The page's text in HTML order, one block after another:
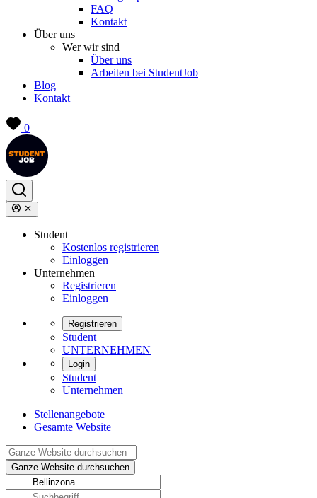
FAQ
Kontakt
Über uns
Wer wir sind
Über uns
Arbeiten bei StudentJob
Blog
Kontakt
0
Student
Kostenlos registrieren
Einloggen
Unternehmen
Registrieren
Einloggen
Registrieren
Student
UNTERNEHMEN
Login
Student
Unternehmen
Stellenangebote
Gesamte Website